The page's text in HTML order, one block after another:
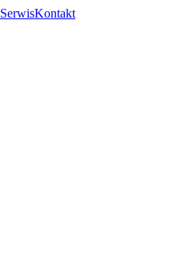
SerwisKontakt